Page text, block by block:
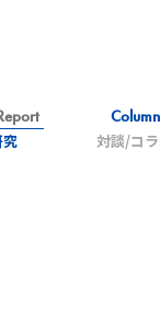
Column
対談/コ